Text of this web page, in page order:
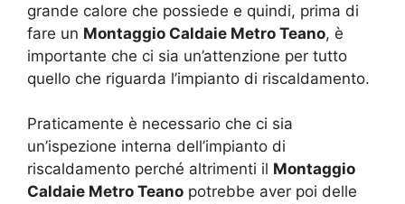
grande calore che possiede e quindi, prima di
fare un Montaggio Caldaie Metro Teano, è
importante che ci sia un’attenzione per tutto
quello che riguarda l’impianto di riscaldamento.
Praticamente è necessario che ci sia
un’ispezione interna dell’impianto di
riscaldamento perché altrimenti il Montaggio
Caldaie Metro Teano potrebbe aver poi delle